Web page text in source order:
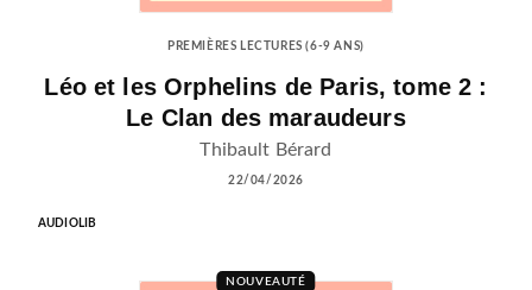
PREMIÈRES LECTURES (6-9 ANS)
Léo et les Orphelins de Paris, tome 2 :
Le Clan des maraudeurs
Thibault Bérard
22/04/2026
AUDIOLIB
NOUVEAUTÉ